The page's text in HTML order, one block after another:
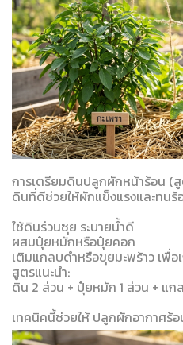
การเตรียมดินปลูกผักหน้าร้อน (สู
ดินที่ดีช่วยให้ผักแข็งแรงและทน
ใช้ดินร่วนซุย ระบายน้ำดี
ผสมปุ๋ยหมักหรือปุ๋ยคอก
เติมแกลบดำหรือขุยมะพร้าว เพื่อ
สูตรแนะนำ:
ดิน 2 ส่วน + ปุ๋ยหมัก 1 ส่วน + แก
เทคนิคนี้ช่วยให้ ปลูกผักอากาศร้อ